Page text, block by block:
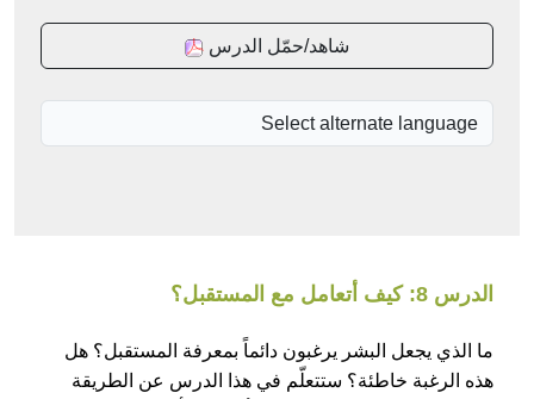
شاهد/حمّل الدرس
الدرس 8: كيف أتعامل مع المستقبل؟
ما الذي يجعل البشر يرغبون دائماً بمعرفة المستقبل؟ هل
هذه الرغبة خاطئة؟ ستتعلّم في هذا الدرس عن الطريقة